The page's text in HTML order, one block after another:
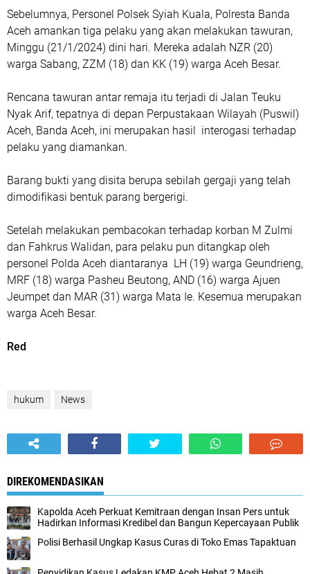
Sebelumnya, Personel Polsek Syiah Kuala, Polresta Banda
Aceh amankan tiga pelaku yang akan melakukan tawuran,
Minggu (21/1/2024) dini hari. Mereka adalah NZR (20)
warga Sabang, ZZM (18) dan KK (19) warga Aceh Besar.
Rencana tawuran antar remaja itu terjadi di Jalan Teuku
Nyak Arif, tepatnya di depan Perpustakaan Wilayah (Puswil)
Aceh, Banda Aceh, ini merupakan hasil interogasi terhadap
pelaku yang diamankan.
Barang bukti yang disita berupa sebilah gergaji yang telah
dimodifikasi bentuk parang bergerigi.
Setelah melakukan pembacokan terhadap korban M Zulmi
dan Fahkrus Walidan, para pelaku pun ditangkap oleh
personel Polda Aceh diantaranya LH (19) warga Geundrieng,
MRF (18) warga Pasheu Beutong, AND (16) warga Ajuen
Jeumpet dan MAR (31) warga Mata Ie. Kesemua merupakan
warga Aceh Besar.
Red
hukum News
DIREKOMENDASIKAN
Kapolda Aceh Perkuat Kemitraan dengan Insan Pers untuk
Hadirkan Informasi Kredibel dan Bangun Kepercayaan Publik
Polisi Berhasil Ungkap Kasus Curas di Toko Emas Tapaktuan